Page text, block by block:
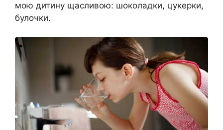
мою дитину щасливою: шоколадки, цукерки,
булочки.